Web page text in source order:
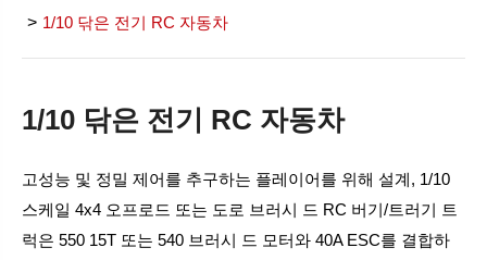
1/10 닦은 전기 RC 자동차
1/10 닦은 전기 RC 자동차
고성능 및 정밀 제어를 추구하는 플레이어를 위해 설계, 1/10
스케일 4x4 오프로드 또는 도로 브러시 드 RC 버기/트러기 트
럭은 550 15T 또는 540 브러시 드 모터와 40A ESC를 결합하